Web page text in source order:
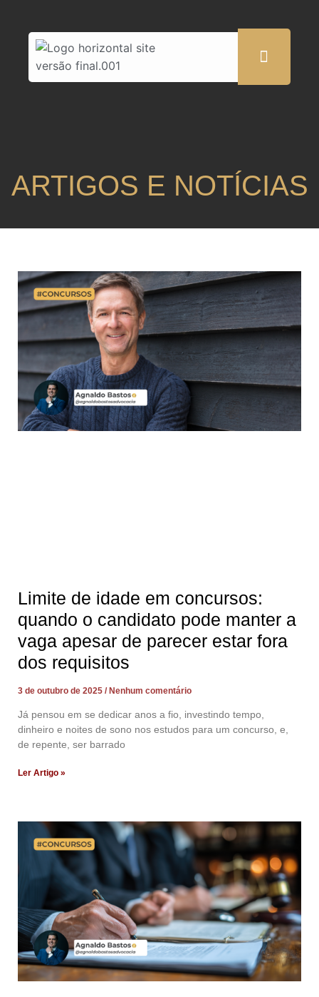
ARTIGOS E NOTÍCIAS
Limite de idade em concursos:
quando o candidato pode manter a
vaga apesar de parecer estar fora
dos requisitos
3 de outubro de 2025 Nenhum comentário
Já pensou em se dedicar anos a fio, investindo tempo,
dinheiro e noites de sono nos estudos para um concurso, e,
de repente, ser barrado
Ler Artigo »